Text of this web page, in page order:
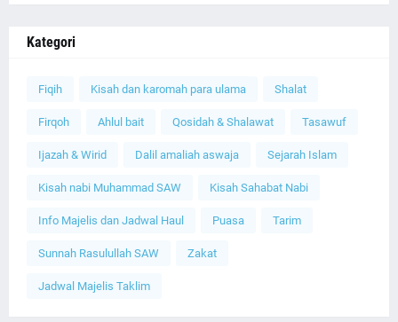
Kategori
Fiqih Kisah dan karomah para ulama Shalat
Firqoh Ahlul bait Qosidah & Shalawat Tasawuf
Ijazah & Wirid Dalil amaliah aswaja Sejarah Islam
Kisah nabi Muhammad SAW Kisah Sahabat Nabi
Info Majelis dan Jadwal Haul Puasa Tarim
Sunnah Rasulullah SAW Zakat
Jadwal Majelis Taklim